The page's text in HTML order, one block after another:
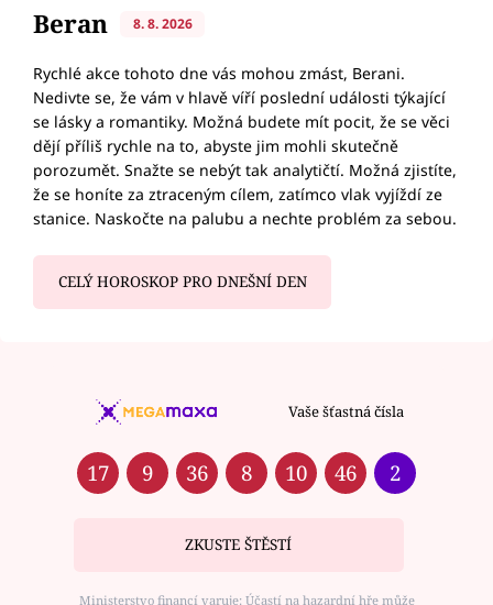
Beran 8. 8. 2026
Rychlé akce tohoto dne vás mohou zmást, Berani.
Nedivte se, že vám v hlavě víří poslední události týkající
se lásky a romantiky. Možná budete mít pocit, že se věci
dějí příliš rychle na to, abyste jim mohli skutečně
porozumět. Snažte se nebýt tak analytičtí. Možná zjistíte,
že se honíte za ztraceným cílem, zatímco vlak vyjíždí ze
stanice. Naskočte na palubu a nechte problém za sebou.
CELÝ HOROSKOP PRO DNEŠNÍ DEN
Vaše šťastná čísla
17 9 36 8 10 46 2
ZKUSTE ŠTĚSTÍ
Ministerstvo financí varuje: Účastí na hazardní hře může